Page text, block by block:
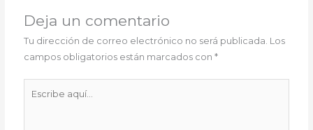
Deja un comentario
Tu dirección de correo electrónico no será publicada. Los
campos obligatorios están marcados con*